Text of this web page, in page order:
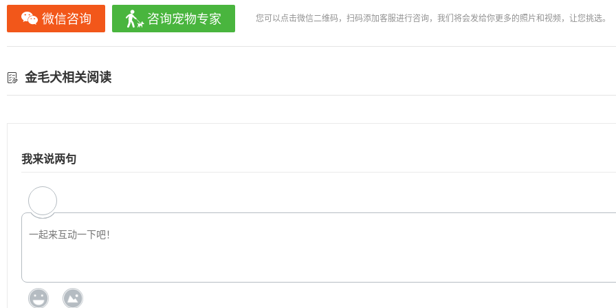
微信咨询 咨询宠物专家 您可以点击微信二维码，扫码添加客服进行咨询，我们将会发给你更多的照片和视频，让您挑选。
金毛犬相关阅读
我来说两句